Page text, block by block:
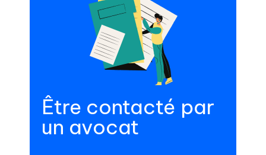
Être contacté par
un avocat